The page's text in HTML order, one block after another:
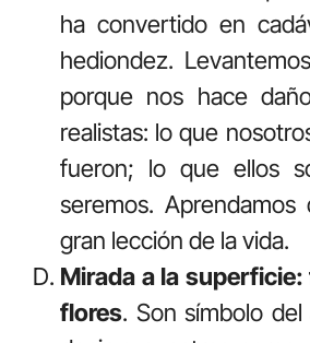
ha convertido en
hediondez.
porque nos hace
realistas: lo que
fueron; lo que ellos
seremos.
gran lección de la vida.
Mirada a la
flores. Son símbolo del